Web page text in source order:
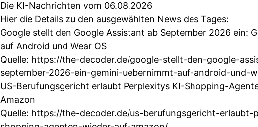
Die KI-Nachrichten vom 06.08.2026
Hier die Details zu den ausgewählten News des Tages:
Google stellt den Google Assistant ab September 2026 ein:
auf Android und Wear OS
Quelle: https://the-decoder.de/google-stellt-den-google-
september-2026-ein-gemini-uebernimmt-auf-android-und-
US-Berufungsgericht erlaubt Perplexitys KI-Shopping-
Amazon
Quelle: https://the-decoder.de/us-berufungsgericht-erlaubt-